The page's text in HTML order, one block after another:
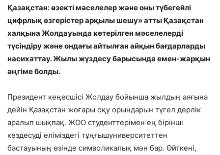
Қазақстан: өзекті мәселелер және оны түбегейлі
цифрлық өзгерістер арқылы шешу» атты Қазақстан
халқына Жолдауында көтерілген мәселелерді
түсіндіру және ондағы айтылған айқын бағдарларды
насихаттау. Жылы жүздесу барысында емен-жарқын
әңгіме болды.
Президент кеңесшісі Жолдау бойынша жылдың аяғына
дейін Қазақстан жоғары оқу орындарын түгел дерлік
аралып шықпақ. ЖОО студенттерімен ең бірінші
кездесуді еліміздегі тұңғышуниверситеттен
бастауының өзінде символикалық мән бар. Өйткені,